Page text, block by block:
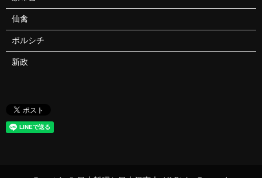
仙禽
ボルシチ
新政